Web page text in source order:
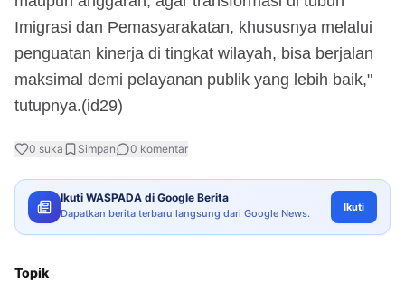
Imigrasi dan Pemasyarakatan, khususnya melalui
penguatan kinerja di tingkat wilayah, bisa berjalan
maksimal demi pelayanan publik yang lebih baik,"
tutupnya.(id29)
0 suka Simpan 0 komentar
Ikuti WASPADA di Google Berita
Dapatkan berita terbaru langsung dari Google News. Ikuti
Topik